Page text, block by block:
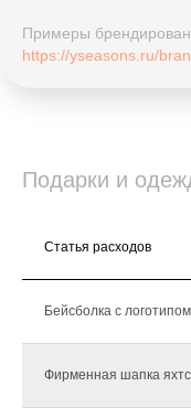
Примеры
https://yseasons.ru/
Подарки и
Статья расходов
Бейсболка с логотипом
Фирменная шапка